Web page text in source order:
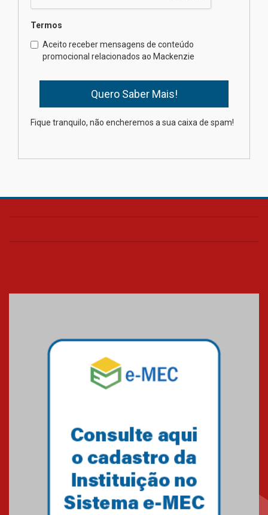
Brasília prepara seus
estudantes para o PAS antes
mesmo do Ensino Médio
na educação dos filhos além da
Termos
Aceito receber mensagens de conteúdo
promocional relacionados ao Mackenzie
Fique tranquilo, não encheremos a sua caixa de spam!